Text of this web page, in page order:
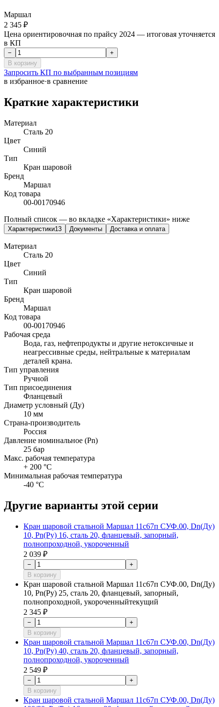
Маршал
2 345 ₽
Цена ориентировочная по прайсу 2024 — итоговая уточняется
в КП
−
+
В корзину
Запросить КП по выбранным позициям
в избранное·в сравнение
Краткие характеристики
Материал
Сталь 20
Цвет
Синий
Тип
Кран шаровой
Бренд
Маршал
Код товара
00-00170946
Полный список — во вкладке «Характеристики» ниже
Характеристики13 Документы Доставка и оплата
Материал
Сталь 20
Цвет
Синий
Тип
Кран шаровой
Бренд
Маршал
Код товара
00-00170946
Рабочая среда
Вода, газ, нефтепродукты и другие нетоксичные и
неагрессивные среды, нейтральные к материалам
деталей крана.
Тип управления
Ручной
Тип присоединения
Фланцевый
Диаметр условный (Ду)
10 мм
Страна-производитель
Россия
Давление номинальное (Pn)
25 бар
Макс. рабочая температура
+ 200 °C
Минимальная рабочая температура
-40 °C
Другие варианты этой серии
Кран шаровой стальной Маршал 11с67п СУФ.00, Dn(Ду)
10, Рn(Ру) 16, сталь 20, фланцевый, запорный,
полнопроходной, укороченный
2 039 ₽
−
+
В корзину
Кран шаровой стальной Маршал 11с67п СУФ.00, Dn(Ду)
10, Рn(Ру) 25, сталь 20, фланцевый, запорный,
полнопроходной, укороченныйтекущий
2 345 ₽
−
+
В корзину
Кран шаровой стальной Маршал 11с67п СУФ.00, Dn(Ду)
10, Рn(Ру) 40, сталь 20, фланцевый, запорный,
полнопроходной, укороченный
2 549 ₽
−
+
В корзину
Кран шаровой стальной Маршал 11с67п СУФ.00, Dn(Ду)